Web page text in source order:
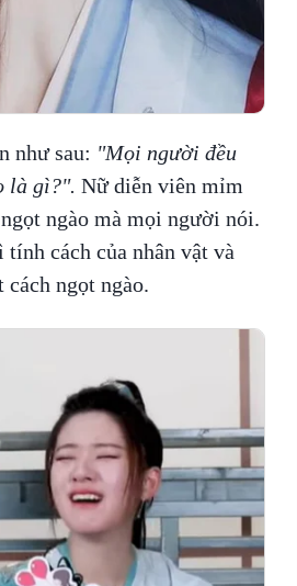
như sau: "Mọi người đều
là gì?". Nữ diễn viên mỉm
ngào mà mọi người nói.
cách của nhân vật và
ngọt ngào.